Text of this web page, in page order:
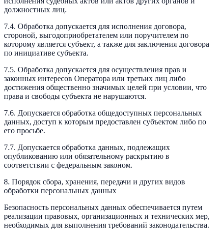
должностных лиц.
7.4. Обработка допускается для исполнения договора,
стороной, выгодоприобретателем или поручителем по
которому является субъект, а также для заключения договора
по инициативе субъекта.
7.5. Обработка допускается для осуществления прав и
законных интересов Оператора или третьих лиц либо
достижения общественно значимых целей при условии, что
права и свободы субъекта не нарушаются.
7.6. Допускается обработка общедоступных персональных
данных, доступ к которым предоставлен субъектом либо по
его просьбе.
7.7. Допускается обработка данных, подлежащих
опубликованию или обязательному раскрытию в
соответствии с федеральным законом.
8. Порядок сбора, хранения, передачи и других видов
обработки персональных данных
Безопасность персональных данных обеспечивается путем
реализации правовых, организационных и технических мер,
необходимых для выполнения требований законодательства.